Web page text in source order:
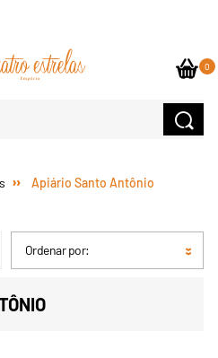
0
Apiário Santo Antônio
Ordenar por: